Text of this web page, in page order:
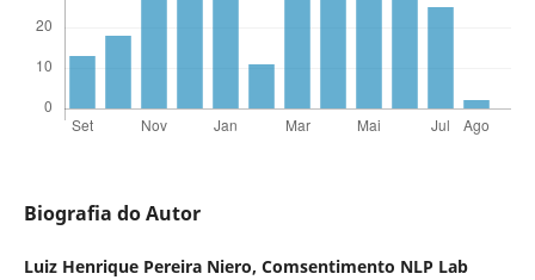
Biografia do Autor
Luiz Henrique Pereira Niero, Comsentimento NLP Lab